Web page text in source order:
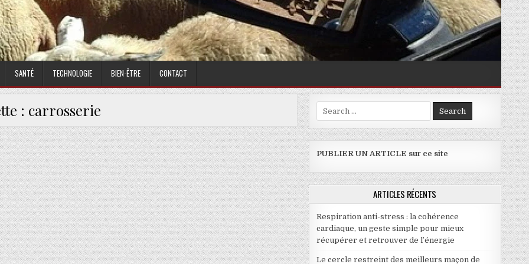
SANTÉ TECHNOLOGIE BIEN-ÊTRE CONTACT
: carrosserie
PEUT FAIRE POUR VOUS ?
Search for:
PUBLIER UN ARTICLE sur ce site
ARTICLES RÉCENTS
Respiration anti-stress : la cohérence
cardiaque, un geste simple pour mieux
récupérer et retrouver de l’énergie
Le cercle restreint des meilleurs maçon de